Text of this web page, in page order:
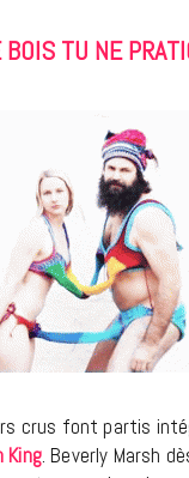
BOIS TU NE
crus font partis
King. Beverly Marsh